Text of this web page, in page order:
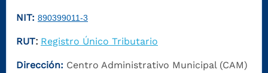
NIT: 890399011-3
RUT: Registro Único Tributario
Dirección: Centro Administrativo Municipal (CAM)